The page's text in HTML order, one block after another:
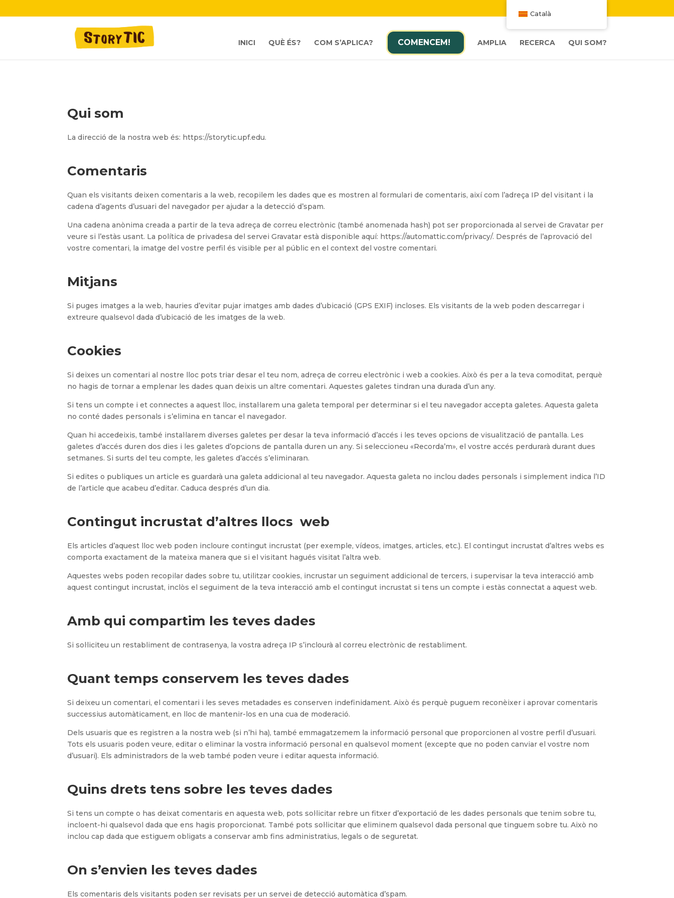
INICI QUÈ ÉS? COM S’APLICA? COMENCEM! AMPLIA RECERCA QUI SOM?
Qui som
La direcció de la nostra web és: https://storytic.upf.edu.
Comentaris
Quan els visitants deixen comentaris a la web, recopilem les dades que es mostren al formulari de comentaris, així com l’adreça IP del visitant i la
cadena d’agents d’usuari del navegador per ajudar a la detecció d’spam.
Una cadena anònima creada a partir de la teva adreça de correu electrònic (també anomenada hash) pot ser proporcionada al servei de Gravatar per
veure si l’estàs usant. La política de privadesa del servei Gravatar està disponible aquí: https://automattic.com/privacy/. Després de l’aprovació del
vostre comentari, la imatge del vostre perfil és visible per al públic en el context del vostre comentari.
Mitjans
Si puges imatges a la web, hauries d’evitar pujar imatges amb dades d’ubicació (GPS EXIF) incloses. Els visitants de la web poden descarregar i
extreure qualsevol dada d’ubicació de les imatges de la web.
Cookies
Si deixes un comentari al nostre lloc pots triar desar el teu nom, adreça de correu electrònic i web a cookies. Això és per a la teva comoditat, perquè
no hagis de tornar a emplenar les dades quan deixis un altre comentari. Aquestes galetes tindran una durada d’un any.
Si tens un compte i et connectes a aquest lloc, instal·larem una galeta temporal per determinar si el teu navegador accepta galetes. Aquesta galeta
no conté dades personals i s’elimina en tancar el navegador.
Quan hi accedeixis, també instal·larem diverses galetes per desar la teva informació d’accés i les teves opcions de visualització de pantalla. Les
galetes d’accés duren dos dies i les galetes d’opcions de pantalla duren un any. Si seleccioneu «Recorda’m», el vostre accés perdurarà durant dues
setmanes. Si surts del teu compte, les galetes d’accés s’eliminaran.
Si edites o publiques un article es guardarà una galeta addicional al teu navegador. Aquesta galeta no inclou dades personals i simplement indica l’ID
de l’article que acabeu d’editar. Caduca després d’un dia.
Contingut incrustat d’altres llocs web
Els articles d’aquest lloc web poden incloure contingut incrustat (per exemple, vídeos, imatges, articles, etc.). El contingut incrustat d’altres webs es
comporta exactament de la mateixa manera que si el visitant hagués visitat l’altra web.
Aquestes webs poden recopilar dades sobre tu, utilitzar cookies, incrustar un seguiment addicional de tercers, i supervisar la teva interacció amb
aquest contingut incrustat, inclòs el seguiment de la teva interacció amb el contingut incrustat si tens un compte i estàs connectat a aquest web.
Amb qui compartim les teves dades
Si sol·liciteu un restabliment de contrasenya, la vostra adreça IP s’inclourà al correu electrònic de restabliment.
Quant temps conservem les teves dades
Si deixeu un comentari, el comentari i les seves metadades es conserven indefinidament. Això és perquè puguem reconèixer i aprovar comentaris
successius automàticament, en lloc de mantenir-los en una cua de moderació.
Dels usuaris que es registren a la nostra web (si n’hi ha), també emmagatzemem la informació personal que proporcionen al vostre perfil d’usuari.
Tots els usuaris poden veure, editar o eliminar la vostra informació personal en qualsevol moment (excepte que no poden canviar el vostre nom
d’usuari). Els administradors de la web també poden veure i editar aquesta informació.
Quins drets tens sobre les teves dades
Si tens un compte o has deixat comentaris en aquesta web, pots sol·licitar rebre un fitxer d’exportació de les dades personals que tenim sobre tu,
incloent-hi qualsevol dada que ens hagis proporcionat. També pots sol·licitar que eliminem qualsevol dada personal que tinguem sobre tu. Això no
inclou cap dada que estiguem obligats a conservar amb fins administratius, legals o de seguretat.
On s’envien les teves dades
Els comentaris dels visitants poden ser revisats per un servei de detecció automàtica d’spam.
Català